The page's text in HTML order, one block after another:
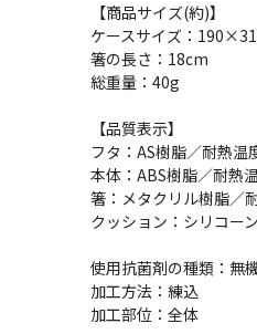
【商品サイズ(約)】
ケースサイズ：
箸の長さ：18cm
総重量：40g
【品質表示】
フタ：AS樹脂／耐熱温
本体：ABS樹脂／耐熱
箸：メタクリル樹脂／
クッション：シリコー
使用抗菌剤の種類：無
加工方法：練込
加工部位：全体